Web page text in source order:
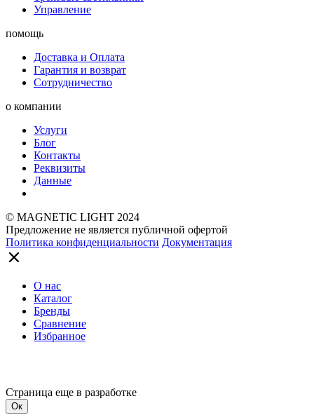
Управление
помощь
Доставка и Оплата
Гарантия и возврат
Сотрудничество
о компании
Услуги
Блог
Контакты
Реквизиты
Данные
© MAGNETIC LIGHT 2024
Предложение не является публичной офертой
Политика конфиденциальности Документация
О нас
Каталог
Бренды
Сравнение
Избранное
Страница еще в разработке
Ок